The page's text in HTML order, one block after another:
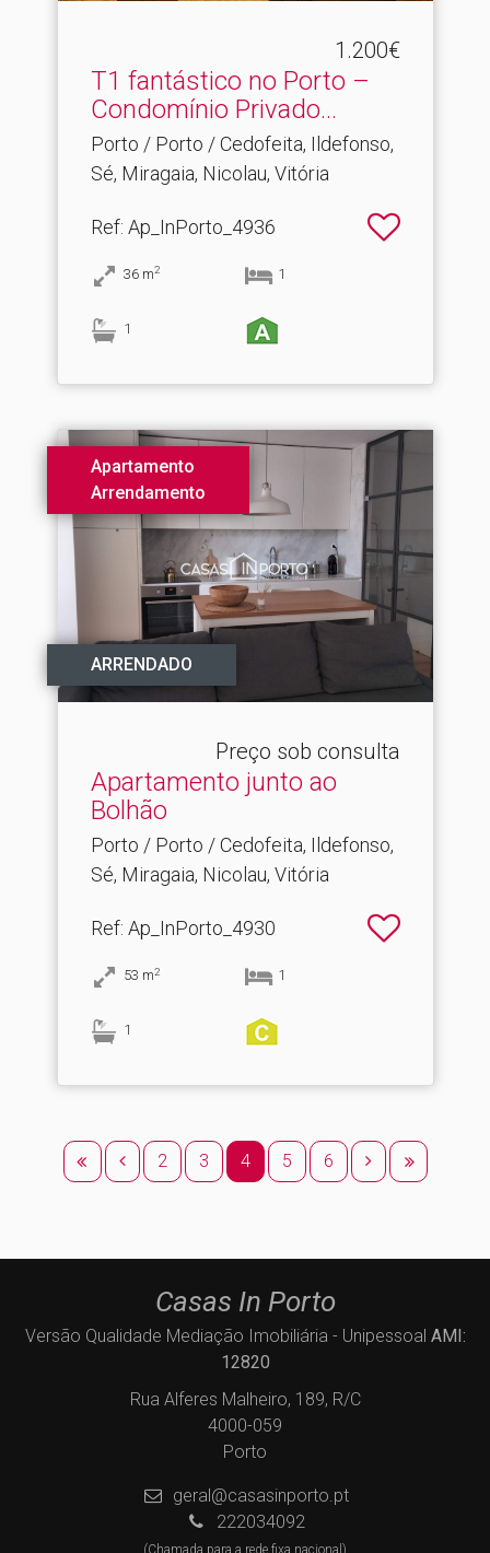
1.200€
T1 fantástico no Porto –
Condomínio Privado.​..
Porto / Porto / Cedofeita, Ildefonso,
Sé, Miragaia, Nicolau, Vitória
Ref: Ap_InPorto_4936
36 m2 1
1
Apartamento
Arrendamento
ARRENDADO
Preço sob consulta
Apartamento junto ao
Bolhão
Porto / Porto / Cedofeita, Ildefonso,
Sé, Miragaia, Nicolau, Vitória
Ref: Ap_InPorto_4930
53 m2 1
1
2 3 4 5 6
Casas In Porto
Versão Qualidade Mediação Imobiliária - Unipessoal AMI:
12820
Rua Alferes Malheiro, 189, R/C
4000-059
Porto
geral@casasinporto.pt
222034092